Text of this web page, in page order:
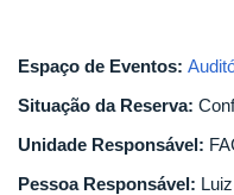
Espaço de Eventos:
Situação da Reserva:
Unidade Responsável:
Pessoa Responsável: